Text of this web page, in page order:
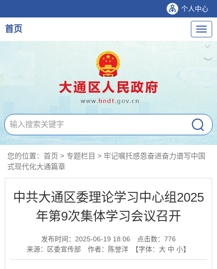
个人中心
导
航
首页
您的位置： 首页 > 专题栏目 > 牢记嘱托感恩奋进奋力谱写中国
式现代化大通篇章
中共大通区委理论学习中心组2025
年第9次集体学习会议召开
发布时间：2025-06-19 18:06 点击数： 776
来源：区委宣传部
作者：陈誉洋 【字体： 大 中 小】